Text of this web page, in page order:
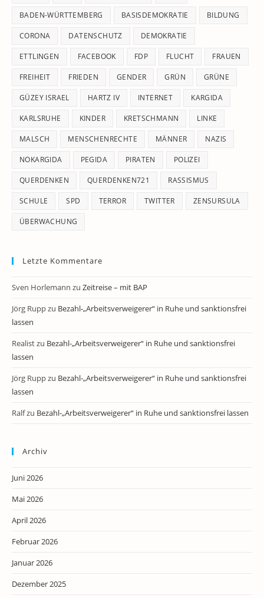
BADEN-WÜRTTEMBERG BASISDEMOKRATIE BILDUNG
CORONA DATENSCHUTZ DEMOKRATIE
ETTLINGEN FACEBOOK FDP FLUCHT FRAUEN
FREIHEIT FRIEDEN GENDER GRÜN GRÜNE
GÜZEY ISRAEL HARTZ IV INTERNET KARGIDA
KARLSRUHE KINDER KRETSCHMANN LINKE
MALSCH MENSCHENRECHTE MÄNNER NAZIS
NOKARGIDA PEGIDA PIRATEN POLIZEI
QUERDENKEN QUERDENKEN721 RASSISMUS
SCHULE SPD TERROR TWITTER ZENSURSULA
ÜBERWACHUNG
Letzte Kommentare
Sven Horlemann zu Zeitreise – mit BAP
Jörg Ruppzu Bezahl-„Arbeitsverweigerer“ in Ruhe und sanktionsfrei
lassen
Realistzu Bezahl-„Arbeitsverweigerer“ in Ruhe und sanktionsfrei
lassen
Jörg Ruppzu Bezahl-„Arbeitsverweigerer“ in Ruhe und sanktionsfrei
lassen
Ralfzu Bezahl-„Arbeitsverweigerer“ in Ruhe und sanktionsfrei lassen
Archiv
Juni 2026
Mai 2026
April 2026
Februar 2026
Januar 2026
Dezember 2025